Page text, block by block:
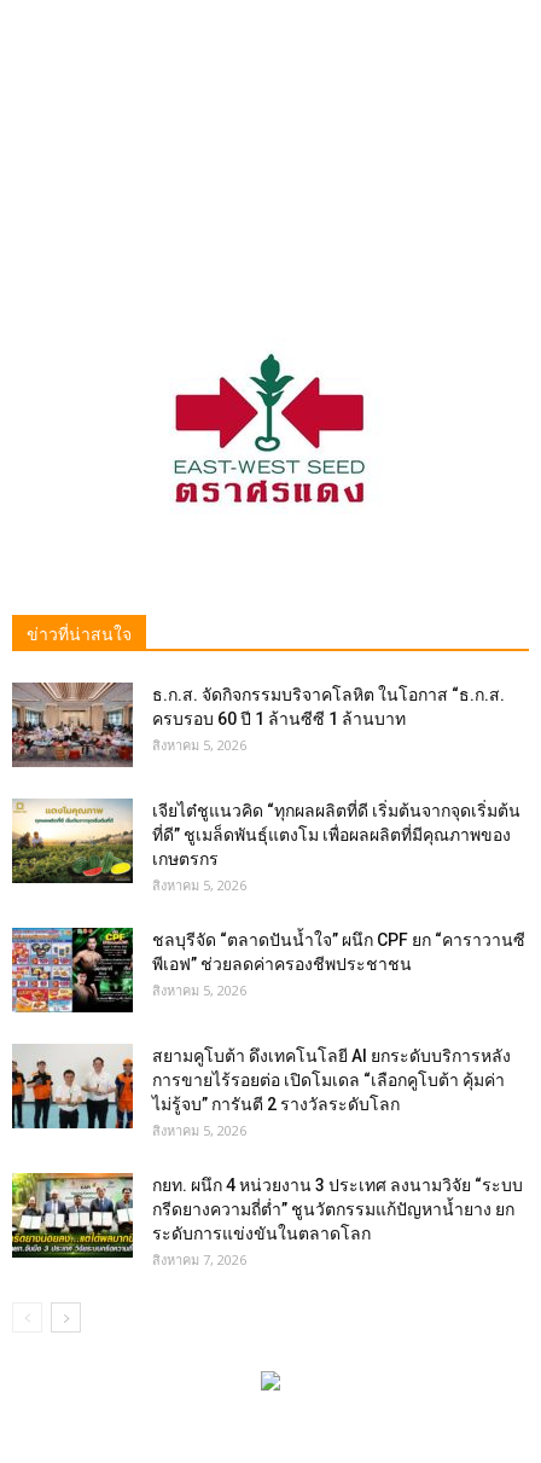
ข่าวที่น่าสนใจ
ธ.ก.ส. จัดกิจกรรมบริจาคโลหิต ในโอกาส “ธ.ก.ส.
ครบรอบ 60 ปี 1 ล้านซีซี 1 ล้านบาท
สิงหาคม 5, 2026
เจียไต๋ชูแนวคิด “ทุกผลผลิตที่ดี เริ่มต้นจากจุดเริ่มต้น
ที่ดี” ชูเมล็ดพันธุ์แตงโม เพื่อผลผลิตที่มีคุณภาพของ
เกษตรกร
สิงหาคม 5, 2026
ชลบุรีจัด “ตลาดปันน้ำใจ” ผนึก CPF ยก “คาราวานซี
พีเอฟ” ช่วยลดค่าครองชีพประชาชน
สิงหาคม 5, 2026
สยามคูโบต้า ดึงเทคโนโลยี AI ยกระดับบริการหลัง
การขายไร้รอยต่อ เปิดโมเดล “เลือกคูโบต้า คุ้มค่า
ไม่รู้จบ” การันตี 2 รางวัลระดับโลก
สิงหาคม 5, 2026
กยท. ผนึก 4 หน่วยงาน 3 ประเทศ ลงนามวิจัย “ระบบ
กรีดยางความถี่ต่ำ” ชูนวัตกรรมแก้ปัญหาน้ำยาง ยก
ระดับการแข่งขันในตลาดโลก
สิงหาคม 7, 2026